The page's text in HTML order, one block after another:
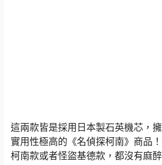
這兩款皆是採用日本製石英機芯，
實用性極高的《名偵探柯南》商品
柯南款或者怪盜基德款，都沒有麻